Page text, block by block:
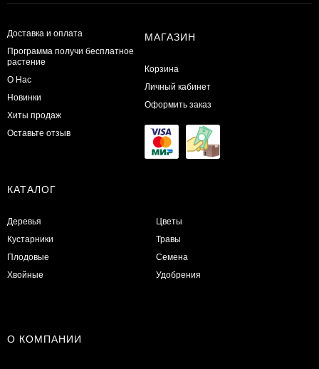
Доставка и оплата
Программа получи бесплатное
растение
О Нас
Новинки
Хиты продаж
Оставьте отзыв
МАГАЗИН
Корзина
Личный кабинет
Оформить заказ
КАТАЛОГ
Деревья
Кустарники
Плодовые
Хвойные
Цветы
Травы
Семена
Удобрения
О КОМПАНИИ